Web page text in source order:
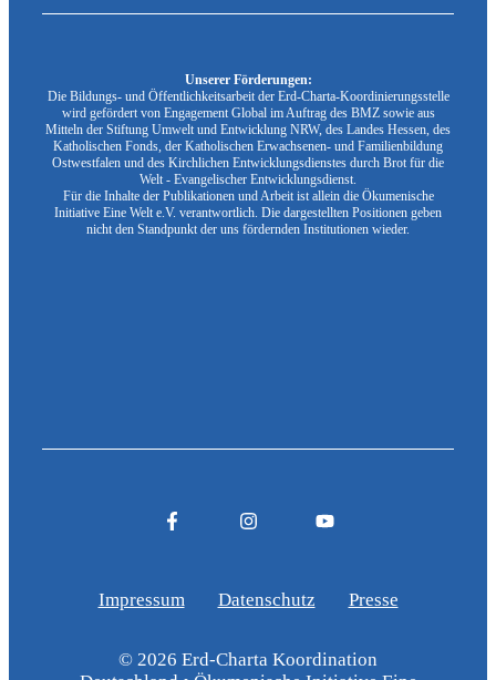
Unserer Förderungen:
Die Bildungs- und Öffentlichkeitsarbeit der Erd-Charta-Koordinierungsstelle
wird gefördert von Engagement Global im Auftrag des BMZ sowie aus
Mitteln der Stiftung Umwelt und Entwicklung NRW, des Landes Hessen, des
Katholischen Fonds, der Katholischen Erwachsenen- und Familienbildung
Ostwestfalen und des Kirchlichen Entwicklungsdienstes durch Brot für die
Welt - Evangelischer Entwicklungsdienst.
Für die Inhalte der Publikationen und Arbeit ist allein die Ökumenische
Initiative Eine Welt e.V. verantwortlich. Die dargestellten Positionen geben
nicht den Standpunkt der uns fördernden Institutionen wieder.
Impressum Datenschutz Presse
© 2026 Erd-Charta Koordination